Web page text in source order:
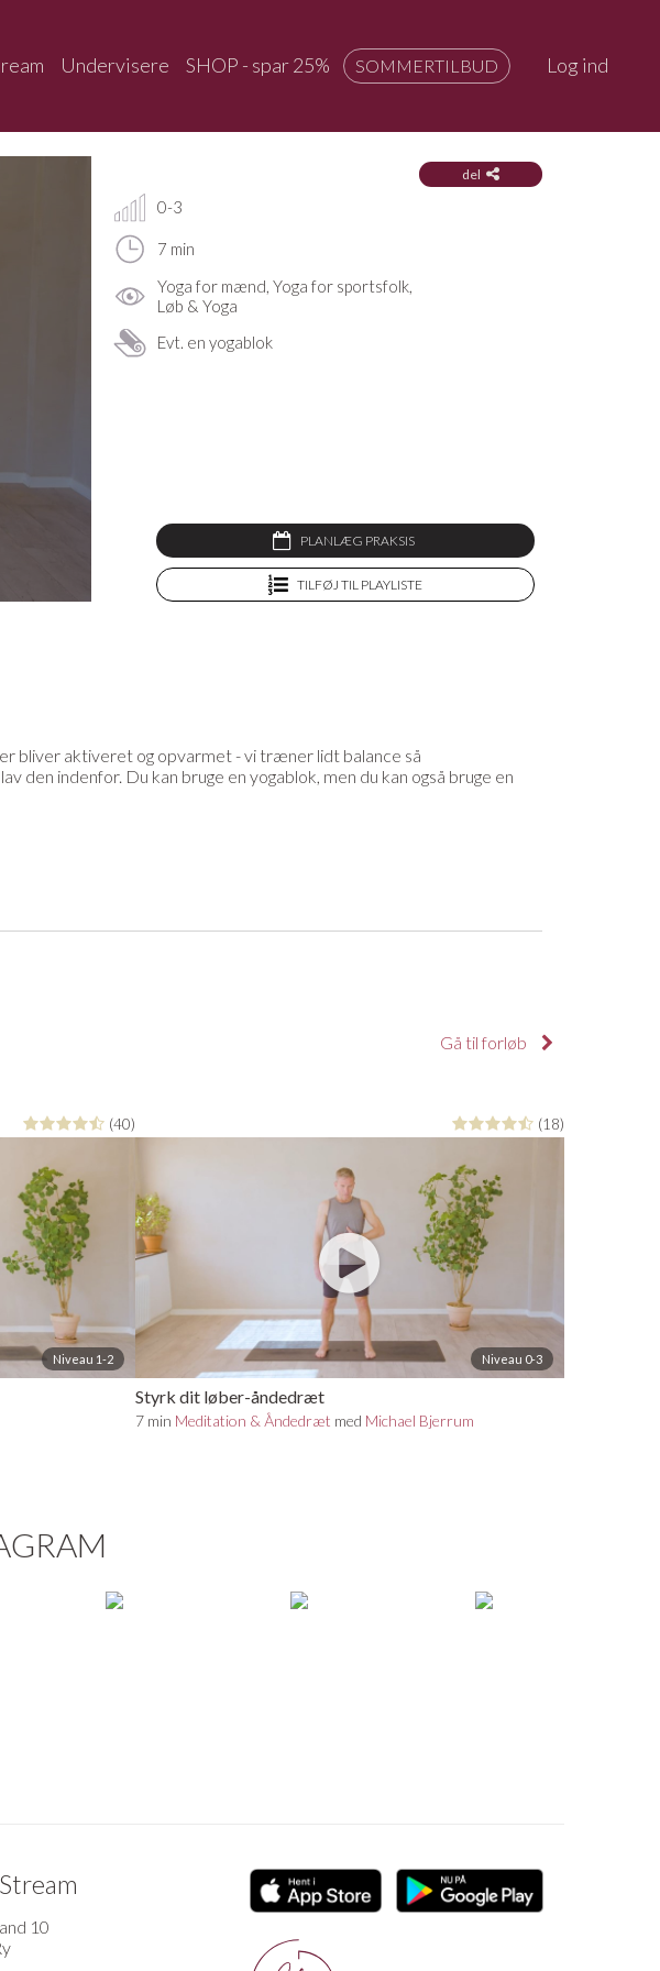
Undervisere SHOP - spar 25% SOMMERTILBUD Log ind
del
0-3
7 min
Yoga for mænd, Yoga for sportsfolk,
Løb & Yoga
Evt. en yogablok
PLANLÆG PRAKSIS
TILFØJ TIL PLAYLISTE
bliver aktiveret og opvarmet - vi træner lidt balance så
indenfor. Du kan bruge en yogablok, men du kan også bruge en
Shop finder du det lækreste yogatøj og yogaudstyr, og som medlem
Gå til forløb
(40)
Niveau 1-2
(18)
Niveau 0-3
Styrk dit løber-åndedræt
7 min Meditation & Åndedræt med Michael Bjerrum
10